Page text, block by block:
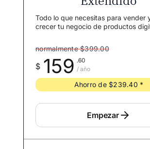
Todo lo que necesitas para vender
crecer tu negocio de productos
normalmente $399.00
$ 159 .60
/ año
Ahorro de $239.40 *
Empezar